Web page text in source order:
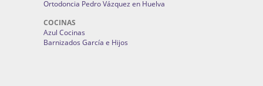
Ortodoncia Pedro Vázquez en Huelva
COCINAS
Azul Cocinas
Barnizados García e Hijos